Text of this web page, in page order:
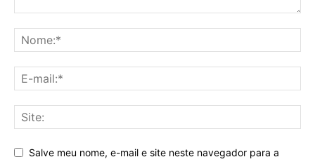
Salve meu nome, e-mail e site neste navegador para a